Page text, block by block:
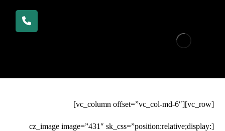
[vc_row][vc_column offset=”vc_col-md-6″]
[cz_image image=”431″ sk_css=”position:relative;display: